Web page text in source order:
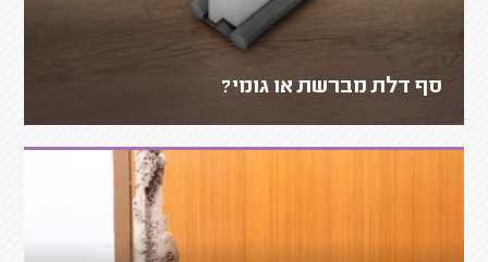
סף דלת מברשת או גומי?